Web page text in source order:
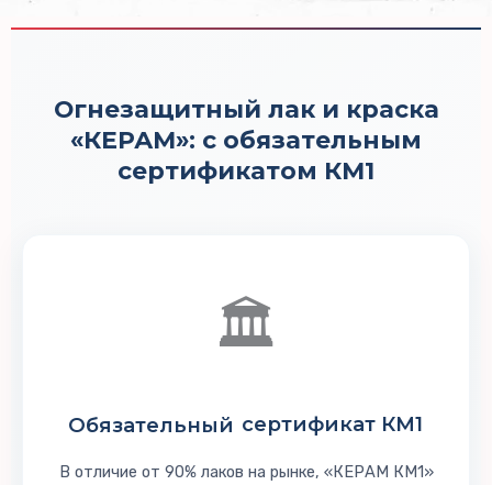
Огнезащитный лак и краска
«КЕРАМ»: с обязательным
сертификатом КМ1
🏛️
Обязательный сертификат КМ1
В отличие от 90% лаков на рынке, «КЕРАМ КМ1»